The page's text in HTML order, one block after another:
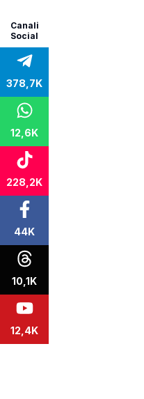
Canali
Social
378,7K
12,6K
228,2K
44K
10,1K
12,4K